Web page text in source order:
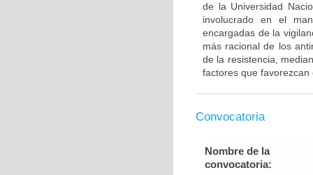
de la Universidad
involucrado en el
encargadas de la
más racional de los
de la resistencia,
factores que
Convocatoria
Nombre de la
convocatoria: